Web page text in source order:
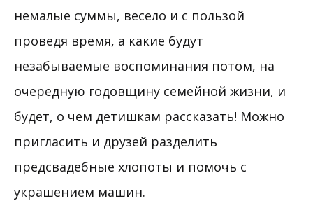
немалые суммы, весело и с пользой
проведя время, а какие будут
незабываемые воспоминания потом, на
очередную годовщину семейной жизни, и
будет, о чем детишкам рассказать! Можно
пригласить и друзей разделить
предсвадебные хлопоты и помочь с
украшением машин.